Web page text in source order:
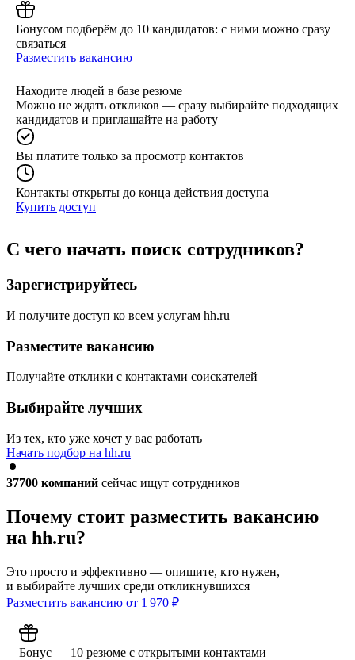
Бонусом подберём до 10 кандидатов: с ними можно сразу
связаться
Разместить вакансию
Находите людей в базе резюме
Можно не ждать откликов — сразу выбирайте подходящих
кандидатов и приглашайте на работу
Вы платите только за просмотр контактов
Контакты открыты до конца действия доступа
Купить доступ
С чего начать поиск сотрудников?
Зарегистрируйтесь
И получите доступ ко всем услугам hh.ru
Разместите вакансию
Получайте отклики с контактами соискателей
Выбирайте лучших
Из тех, кто уже хочет у вас работать
Начать подбор на hh.ru
37700 компаний сейчас ищут сотрудников
Почему стоит разместить вакансию
на hh.ru?
Это просто и эффективно — опишите, кто нужен,
и выбирайте лучших среди откликнувшихся
Разместить вакансию от 1 970 ₽
Бонус — 10 резюме с открытыми контактами